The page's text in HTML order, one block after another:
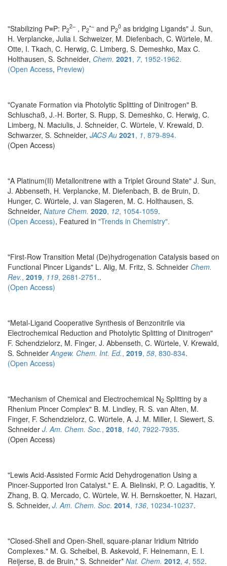
"Stabilizing P≡P: P2
2– , P2
•– and P2
0 as bridging Ligands" J. Sun,
H. Verplancke, Julia I. Schweizer, M. Diefenbach, C. Würtele, M.
Otte, I. Tkach, C. Herwig, C. Limberg, S. Demeshko, Max C.
Holthausen, S. Schneider, Chem. 2021, 7, 1952-1962.
(Open Access, Preview)
"Cyanate Formation via Photolytic Splitting of Dinitrogen" B.
Schluschaß, J.-H. Borter, S. Rupp, S. Demeshko, C. Herwig, C.
Limberg, N. Maciulis, J. Schneider, C. Würtele, V. Krewald, D.
Schwarzer, S. Schneider, JACS Au 2021, 1, 879-894.
(Open Access)
"A Platinum(II) Metallonitrene with a Triplet Ground State" J. Sun,
J. Abbenseth, H. Verplancke, M. Diefenbach, B. de Bruin, D.
Hunger, C. Würtele, J. van Slageren, M. C. Holthausen, S.
Schneider, Nature Chem. 2020, 12, 1054-1059.
(Open Access), Featured in "Trends in Chemistry".
"First-Row Transition Metal (De)hydrogenation Catalysis based on
Functional Pincer Ligands" L. Alig, M. Fritz, S. Schneider Chem.
Rev., 2019, 119, 2681-2751..
(Open Access)
"Metal-Ligand Cooperative Synthesis of Benzonitrile via
Electrochemical Reduction and Photolytic Splitting of Dinitrogen"
F. Schendzielorz, M. Finger, J. Abbenseth, C. Würtele, V. Krewald,
S. Schneider Angew. Chem. Int. Ed., 2019, 58, 830-834.
(Open Access)
"Mechanism of Chemical and Electrochemical N2 Splitting by a
Rhenium Pincer Complex" B. M. Lindley, R. S. van Alten, M.
Finger, F. Schendzielorz, C. Würtele, A. J. M. Miller, I. Siewert, S.
Schneider J. Am. Chem. Soc., 2018, 140, 7922-7935.
(Open Access)
"Lewis Acid-Assisted Formic Acid Dehydrogenation Using a
Pincer-Supported Iron Catalyst." E. A. Bielinski, P. O. Lagaditis, Y.
Zhang, B. Q. Mercado, C. Würtele, W. H. Bernskoetter, N. Hazari,
S. Schneider, J. Am. Chem. Soc. 2014, 136, 10234-10237.
"Closed-Shell and Open-Shell, square-planar Iridium Nitrido
Complexes." M. G. Scheibel, B. Askevold, F. Heinemann, E. I.
Reijerse, B. de Bruin,* S. Schneider* Nat. Chem. 2012, 4, 552.